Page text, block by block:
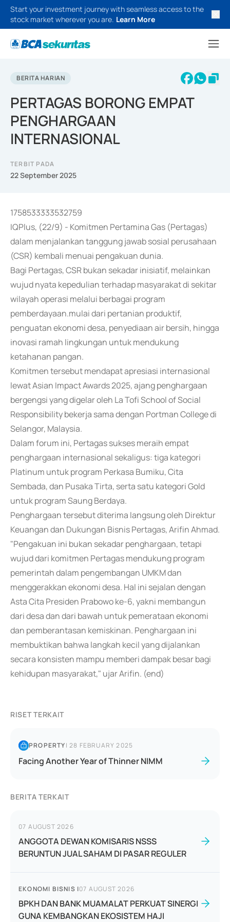
Start your investment journey with seamless access to the
stock market wherever you are. Learn More
BERITA HARIAN
PERTAGAS BORONG EMPAT
PENGHARGAAN
INTERNASIONAL
TERBIT PADA
22 September 2025
1758533333532759
IQPlus, (22/9) - Komitmen Pertamina Gas (Pertagas)
dalam menjalankan tanggung jawab sosial perusahaan
(CSR) kembali menuai pengakuan dunia.
Bagi Pertagas, CSR bukan sekadar inisiatif, melainkan
wujud nyata kepedulian terhadap masyarakat di sekitar
wilayah operasi melalui berbagai program
pemberdayaan.mulai dari pertanian produktif,
penguatan ekonomi desa, penyediaan air bersih, hingga
inovasi ramah lingkungan untuk mendukung
ketahanan pangan.
Komitmen tersebut mendapat apresiasi internasional
lewat Asian Impact Awards 2025, ajang penghargaan
bergengsi yang digelar oleh La Tofi School of Social
Responsibility bekerja sama dengan Portman College di
Selangor, Malaysia.
Dalam forum ini, Pertagas sukses meraih empat
penghargaan internasional sekaligus: tiga kategori
Platinum untuk program Perkasa Bumiku, Cita
Sembada, dan Pusaka Tirta, serta satu kategori Gold
untuk program Saung Berdaya.
Penghargaan tersebut diterima langsung oleh Direktur
Keuangan dan Dukungan Bisnis Pertagas, Arifin Ahmad.
"Pengakuan ini bukan sekadar penghargaan, tetapi
wujud dari komitmen Pertagas mendukung program
pemerintah dalam pengembangan UMKM dan
menggerakkan ekonomi desa. Hal ini sejalan dengan
Asta Cita Presiden Prabowo ke-6, yakni membangun
dari desa dan dari bawah untuk pemerataan ekonomi
dan pemberantasan kemiskinan. Penghargaan ini
membuktikan bahwa langkah kecil yang dijalankan
secara konsisten mampu memberi dampak besar bagi
kehidupan masyarakat," ujar Arifin. (end)
RISET TERKAIT
PROPERTY|28 FEBRUARY 2025
Facing Another Year of Thinner NIMM
BERITA TERKAIT
07 AUGUST 2026
ANGGOTA DEWAN KOMISARIS NSSS
BERUNTUN JUAL SAHAM DI PASAR REGULER
EKONOMI BISNIS |07 AUGUST 2026
BPKH DAN BANK MUAMALAT PERKUAT SINERGI
GUNA KEMBANGKAN EKOSISTEM HAJI